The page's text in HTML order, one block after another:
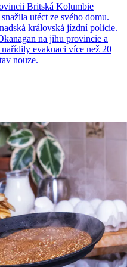
Britská Kolumbie
utéct ze svého domu.
královská jízdní policie.
na jihu provincie a
evakuaci více než 20
nouze.